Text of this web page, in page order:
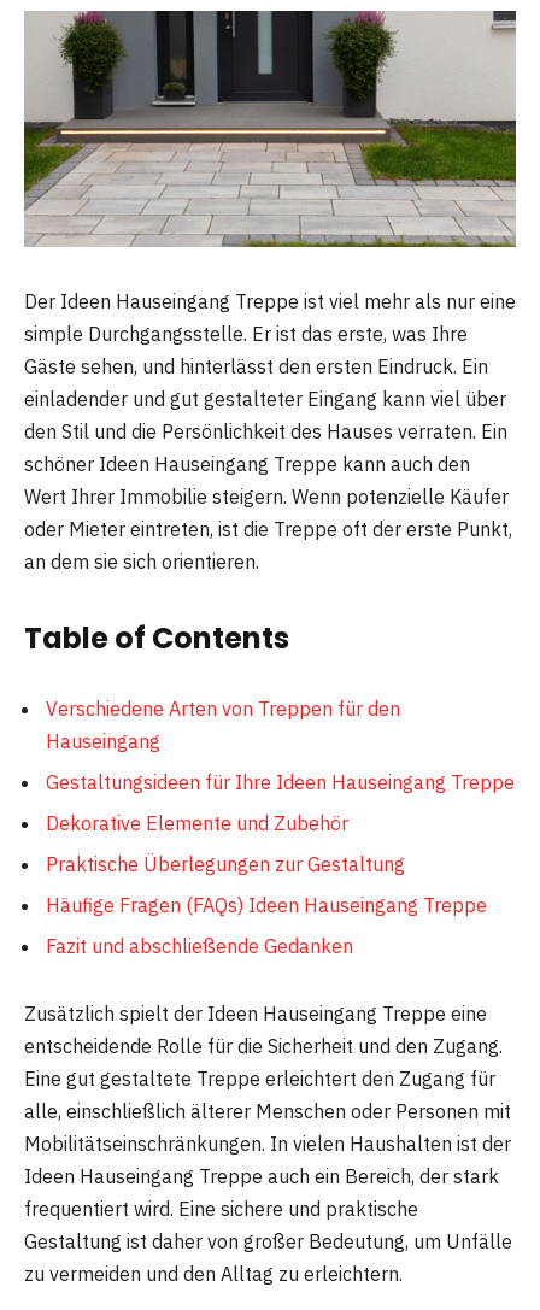
Der Ideen Hauseingang Treppe ist viel mehr als nur eine
simple Durchgangsstelle. Er ist das erste, was Ihre
Gäste sehen, und hinterlässt den ersten Eindruck. Ein
einladender und gut gestalteter Eingang kann viel über
den Stil und die Persönlichkeit des Hauses verraten. Ein
schöner Ideen Hauseingang Treppe kann auch den
Wert Ihrer Immobilie steigern. Wenn potenzielle Käufer
oder Mieter eintreten, ist die Treppe oft der erste Punkt,
an dem sie sich orientieren.
Table of Contents
Verschiedene Arten von Treppen für den
Hauseingang
Gestaltungsideen für Ihre Ideen Hauseingang Treppe
Dekorative Elemente und Zubehör
Praktische Überlegungen zur Gestaltung
Häufige Fragen (FAQs) Ideen Hauseingang Treppe
Fazit und abschließende Gedanken
Zusätzlich spielt der Ideen Hauseingang Treppe eine
entscheidende Rolle für die Sicherheit und den Zugang.
Eine gut gestaltete Treppe erleichtert den Zugang für
alle, einschließlich älterer Menschen oder Personen mit
Mobilitätseinschränkungen. In vielen Haushalten ist der
Ideen Hauseingang Treppe auch ein Bereich, der stark
frequentiert wird. Eine sichere und praktische
Gestaltung ist daher von großer Bedeutung, um Unfälle
zu vermeiden und den Alltag zu erleichtern.